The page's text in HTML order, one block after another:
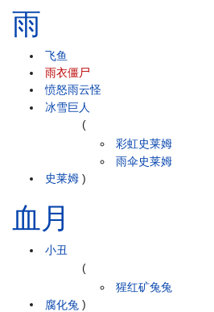
雨
飞鱼
雨衣僵尸
愤怒雨云怪
冰雪巨人
史莱姆
(
彩虹史莱姆
雨伞史莱姆
)
血月
小丑
腐化兔
(
猩红矿兔兔
)